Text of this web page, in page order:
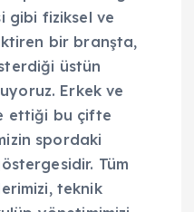
gibi fiziksel ve
bir branşta,
üstün
Erkek ve
ettiği bu çifte
spordaki
Tüm
teknik